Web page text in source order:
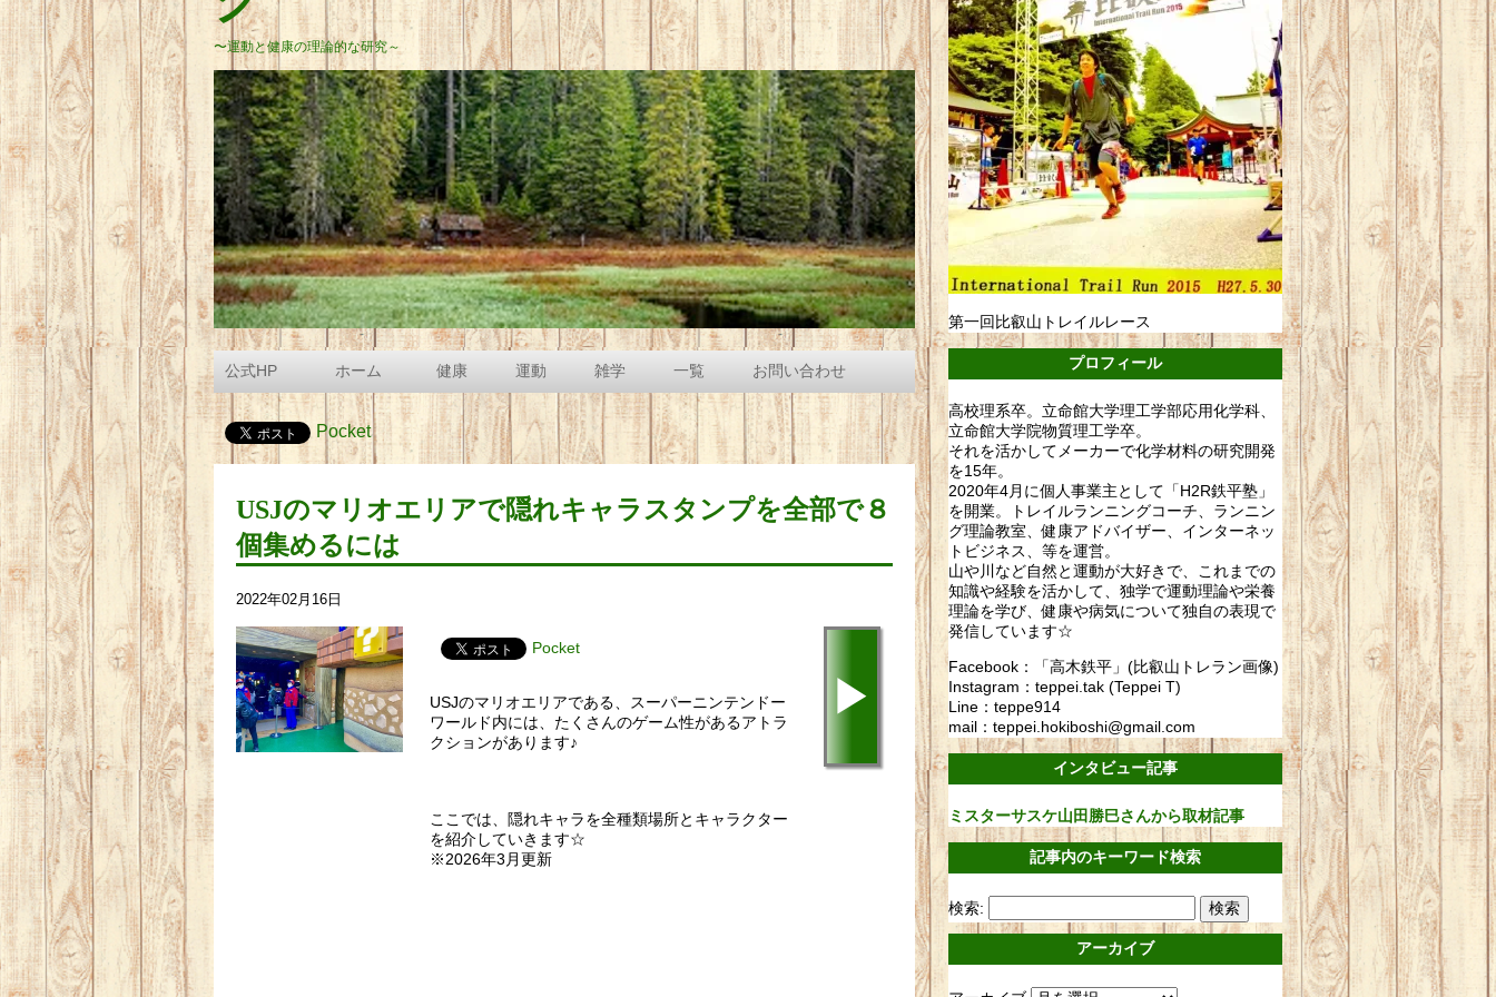
〜運動と健康の理論的な研究～
公式HP ホーム 健康 運動 雑学 一覧 お問い合わせ
Pocket
USJのマリオエリアで隠れキャラスタンプを全部で８
個集めるには
2022年02月16日
Pocket
USJのマリオエリアである、スーパーニンテンドー
ワールド内には、たくさんのゲーム性があるアトラ
クションがあります♪
ここでは、隠れキャラを全種類場所とキャラクター
を紹介していきます☆
※2026年3月更新
▶
第一回比叡山トレイルレース
プロフィール
高校理系卒。立命館大学理工学部応用化学科、
立命館大学院物質理工学卒。
それを活かしてメーカーで化学材料の研究開発
を15年。
2020年4月に個人事業主として「H2R鉄平塾」
を開業。トレイルランニングコーチ、ランニン
グ理論教室、健康アドバイザー、インターネッ
トビジネス、等を運営。
山や川など自然と運動が大好きで、これまでの
知識や経験を活かして、独学で運動理論や栄養
理論を学び、健康や病気について独自の表現で
発信しています☆
Facebook：「高木鉄平」(比叡山トレラン画像)
Instagram：teppei.tak (Teppei T)
Line：teppe914
mail：teppei.hokiboshi@gmail.com
インタビュー記事
ミスターサスケ山田勝巳さんから取材記事
記事内のキーワード検索
検索:
アーカイブ